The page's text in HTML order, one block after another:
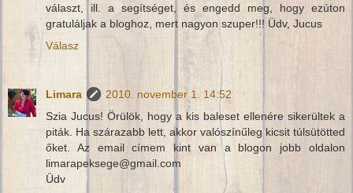
választ, ill. a segítséget, és engedd meg, hogy ezúton
gratuláljak a bloghoz, mert nagyon szuper!!! Üdv, Jucus
Válasz
Limara
2010. november 1. 14:52
Szia Jucus! Örülök, hogy a kis baleset ellenére sikerültek a
piták. Ha szárazabb lett, akkor valószínűleg kicsit túlsütötted
őket. Az email címem kint van a blogon jobb oldalon
limarapeksege@gmail.com
Üdv